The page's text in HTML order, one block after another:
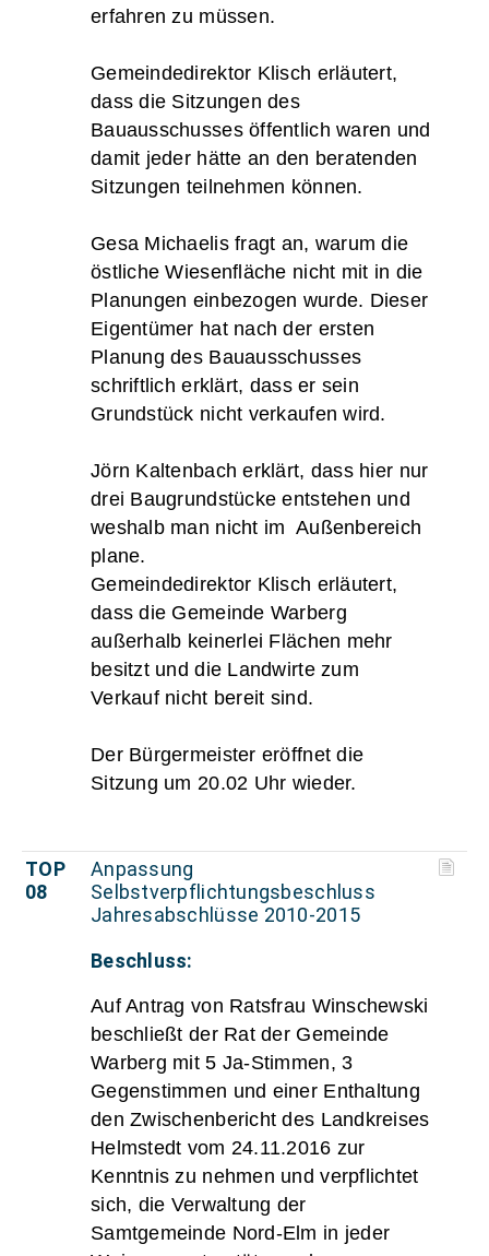
erfahren zu müssen.
Gemeindedirektor Klisch erläutert,
dass die Sitzungen des
Bauausschusses öffentlich waren und
damit jeder hätte an den beratenden
Sitzungen teilnehmen können.
Gesa Michaelis fragt an, warum die
östliche Wiesenfläche nicht mit in die
Planungen einbezogen wurde. Dieser
Eigentümer hat nach der ersten
Planung des Bauausschusses
schriftlich erklärt, dass er sein
Grundstück nicht verkaufen wird.
Jörn Kaltenbach erklärt, dass hier nur
drei Baugrundstücke entstehen und
weshalb man nicht im Außenbereich
plane.
Gemeindedirektor Klisch erläutert,
dass die Gemeinde Warberg
außerhalb keinerlei Flächen mehr
besitzt und die Landwirte zum
Verkauf nicht bereit sind.
Der Bürgermeister eröffnet die
Sitzung um 20.02 Uhr wieder.
TOP
08
Anpassung
Selbstverpflichtungsbeschluss
Jahresabschlüsse 2010-2015
Beschluss:
Auf Antrag von Ratsfrau Winschewski
beschließt der Rat der Gemeinde
Warberg mit 5 Ja-Stimmen, 3
Gegenstimmen und einer Enthaltung
den Zwischenbericht des Landkreises
Helmstedt vom 24.11.2016 zur
Kenntnis zu nehmen und verpflichtet
sich, die Verwaltung der
Samtgemeinde Nord-Elm in jeder